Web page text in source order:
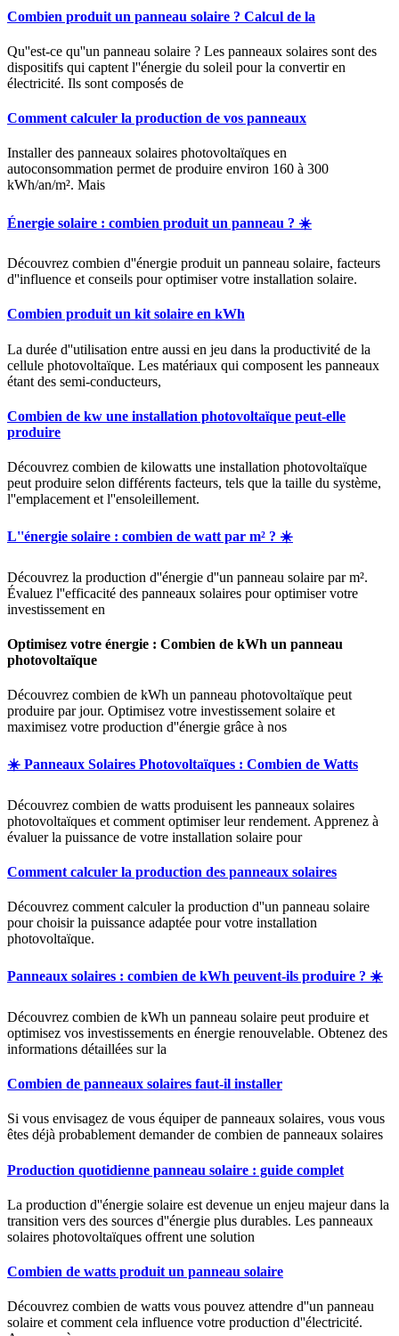
Combien produit un panneau solaire ? Calcul de la
Qu''est-ce qu''un panneau solaire ? Les panneaux solaires sont des
dispositifs qui captent l''énergie du soleil pour la convertir en
électricité. Ils sont composés de
Comment calculer la production de vos panneaux
Installer des panneaux solaires photovoltaïques en
autoconsommation permet de produire environ 160 à 300
kWh/an/m². Mais
Énergie solaire : combien produit un panneau ? ☀️
Découvrez combien d''énergie produit un panneau solaire, facteurs
d''influence et conseils pour optimiser votre installation solaire.
Combien produit un kit solaire en kWh
La durée d''utilisation entre aussi en jeu dans la productivité de la
cellule photovoltaïque. Les matériaux qui composent les panneaux
étant des semi-conducteurs,
Combien de kw une installation photovoltaïque peut-elle
produire
Découvrez combien de kilowatts une installation photovoltaïque
peut produire selon différents facteurs, tels que la taille du système,
l''emplacement et l''ensoleillement.
L''énergie solaire : combien de watt par m² ? ☀️
Découvrez la production d''énergie d''un panneau solaire par m².
Évaluez l''efficacité des panneaux solaires pour optimiser votre
investissement en
Optimisez votre énergie : Combien de kWh un panneau
photovoltaïque
Découvrez combien de kWh un panneau photovoltaïque peut
produire par jour. Optimisez votre investissement solaire et
maximisez votre production d''énergie grâce à nos
☀️ Panneaux Solaires Photovoltaïques : Combien de Watts
Découvrez combien de watts produisent les panneaux solaires
photovoltaïques et comment optimiser leur rendement. Apprenez à
évaluer la puissance de votre installation solaire pour
Comment calculer la production des panneaux solaires
Découvrez comment calculer la production d''un panneau solaire
pour choisir la puissance adaptée pour votre installation
photovoltaïque.
Panneaux solaires : combien de kWh peuvent-ils produire ? ☀️
Découvrez combien de kWh un panneau solaire peut produire et
optimisez vos investissements en énergie renouvelable. Obtenez des
informations détaillées sur la
Combien de panneaux solaires faut-il installer
Si vous envisagez de vous équiper de panneaux solaires, vous vous
êtes déjà probablement demander de combien de panneaux solaires
Production quotidienne panneau solaire : guide complet
La production d''énergie solaire est devenue un enjeu majeur dans la
transition vers des sources d''énergie plus durables. Les panneaux
solaires photovoltaïques offrent une solution
Combien de watts produit un panneau solaire
Découvrez combien de watts vous pouvez attendre d''un panneau
solaire et comment cela influence votre production d''électricité.